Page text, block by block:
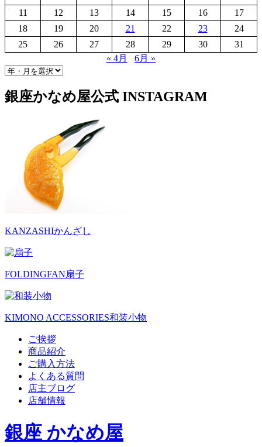
11
12 13 14 15 16
17
18
19 20 21 22 23
24
25
26 27 28 29 30
31
« 4月
6月 »
銀座かなめ屋公式 INSTAGRAM
KANZASHIかんざし
FOLDINGFAN扇子
KIMONO ACCESSORIES和装小物
ご挨拶
商品紹介
ご購入方法
よくある質問
店主ブログ
店舗情報
銀座 かなめ屋